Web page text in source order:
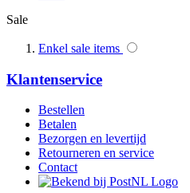
Sale
Enkel sale items
Klantenservice
Bestellen
Betalen
Bezorgen en levertijd
Retourneren en service
Contact